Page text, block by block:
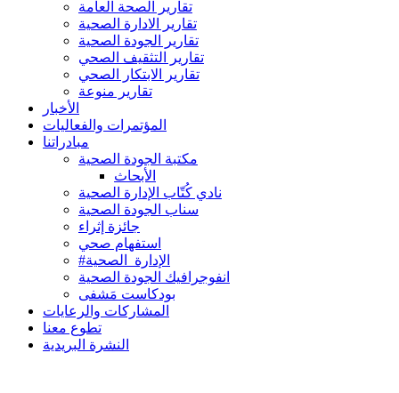
تقارير الصحة العامة
تقارير الادارة الصحية
تقارير الجودة الصحية
تقارير التثقيف الصحي
تقارير الابتكار الصحي
تقارير منوعة
الأخبار
المؤتمرات والفعاليات
مبادراتنا
مكتبة الجودة الصحية
الأبحاث
نادي كُتّاب الإدارة الصحية
سناب الجودة الصحية
جائزة إثراء
استفهام صحي
#الإدارة_الصحية
انفوجرافيك الجودة الصحية
بودكاست مَشفى
المشاركات والرعايات
تطوع معنا
النشرة البريدية